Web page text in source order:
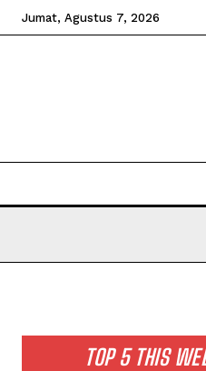
Jumat, Agustus 7, 2026
TOP 5 THIS